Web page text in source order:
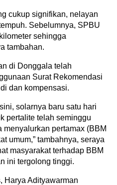
cukup signifikan, nelayan
Sebelumnya, SPBU
sehingga
tambahan.
di Donggala telah
Surat Rekomendasi
dan kompensasi.
solarnya baru satu hari
pertalite telah seminggu
pertamax (BBM
umum,” tambahnya, seraya
masyarakat terhadap BBM
ini tergolong tinggi.
Harya Adityawarman